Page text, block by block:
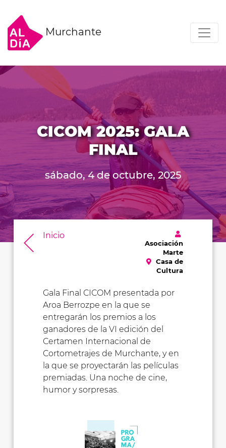
Murchante
CICOM 2025: GALA
FINAL
sábado, 4 de octubre, 2025
Inicio
Asociación
Marte
Casa de
Cultura
Gala Final CICOM presentada por
Aroa Berrozpe en la que se
entregarán los premios a los
ganadores de la VI edición del
Certamen Internacional de
Cortometrajes de Murchante, y en
la que se proyectarán las películas
premiadas. Una noche de cine,
humor y sorpresas.